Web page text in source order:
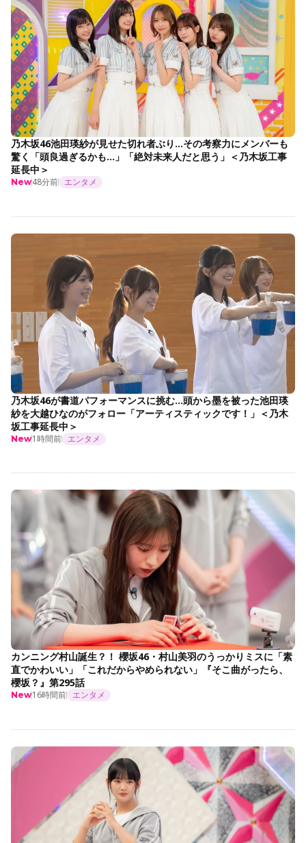
乃木坂46池田瑛紗が見せた切れ者ぶり…その考察力にメンバーも
驚く「頭良過ぎるかも…」「絶対未来人だと思う」＜乃木坂工事
延長中＞
New48分前 エンタメ
乃木坂46が書道パフォーマンスに挑む…頭から墨を被った池田瑛
紗を大越ひなのがフォロー「アーティスティックです！」＜乃木
坂工事延長中＞
New1時間前 エンタメ
カンニング村山誕生？！ 櫻坂46・村山美羽のうっかりミスに「素
直でかわいい」「これだからやめられない」『そこ曲がったら、
櫻坂？』第295話
New16時間前 エンタメ